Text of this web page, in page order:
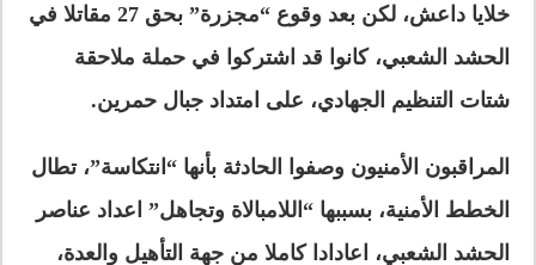
خلايا داعش، لكن بعد وقوع “مجزرة” بحق 27 مقاتلا في
الحشد الشعبي، كانوا قد اشتركوا في حملة ملاحقة
شتات التنظيم الجهادي، على امتداد جبال حمرين.
المراقبون الأمنيون وصفوا الحادثة بأنها “انتكاسة”، تطال
الخطط الأمنية، بسببها “اللامبالاة وتجاهل” اعداد عناصر
الحشد الشعبي، اعادادا كاملا من جهة التأهيل والعدة،